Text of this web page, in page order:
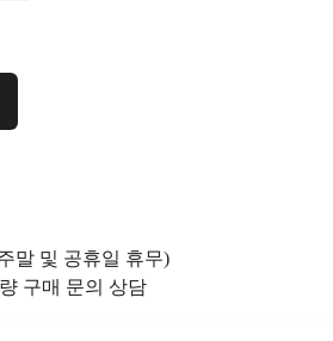
말 및 공휴일 휴무)
구매 문의 상담